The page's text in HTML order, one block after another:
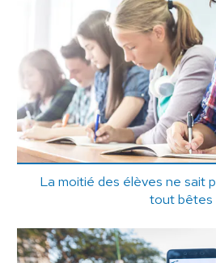
La moitié des élèves ne sait
tout bêtes